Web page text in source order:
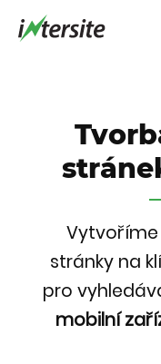
stránky na
pro
mobilní